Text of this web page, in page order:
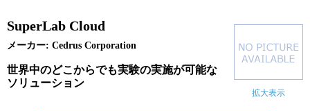
拡大表示
SuperLab Cloud
メーカー: Cedrus Corporation
世界中のどこからでも実験の実施が可能な
ソリューション